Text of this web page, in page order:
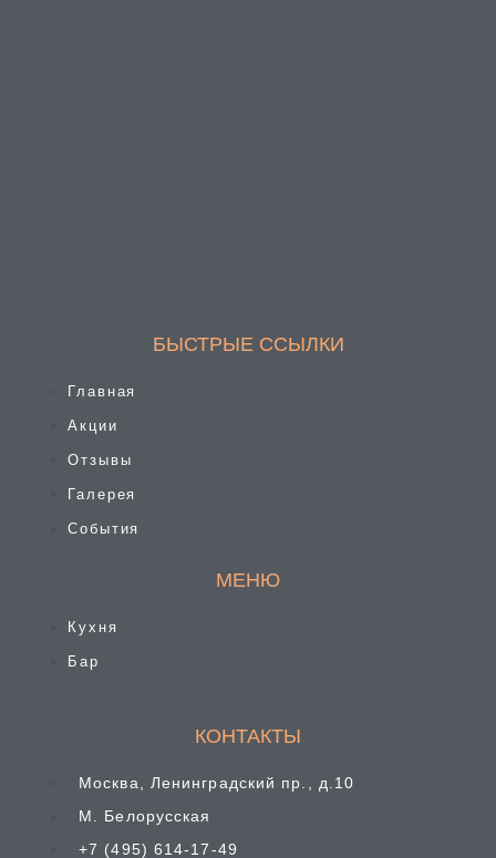
БЫСТРЫЕ ССЫЛКИ
Главная
Акции
Отзывы
Галерея
События
МЕНЮ
Кухня
Бар
КОНТАКТЫ
Москва, Ленинградский пр., д.10
М. Белорусская
+7 (495) 614-17-49